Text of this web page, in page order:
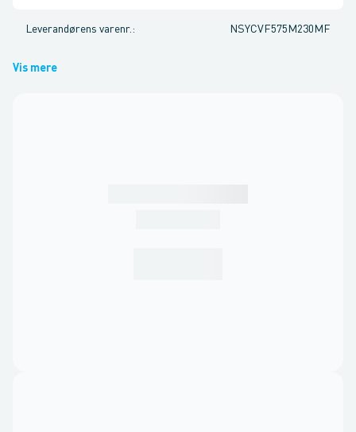
Leverandørens varenr. : NSYCVF575M230MF
Vis mere